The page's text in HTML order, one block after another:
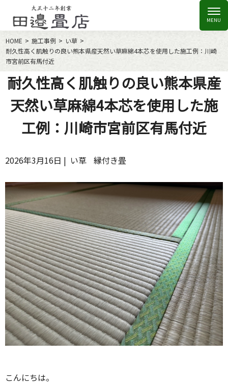
HOME 施工事例
い草
耐久性高く肌触りの良い熊本県産天然い草麻綿4本芯を使用した施工例：川崎
市宮前区有馬付近
耐久性高く肌触りの良い熊本県産
天然い草麻綿4本芯を使用した施
工例：川崎市宮前区有馬付近
2026年3月16日 | い草 縁付き畳
こんにちは。